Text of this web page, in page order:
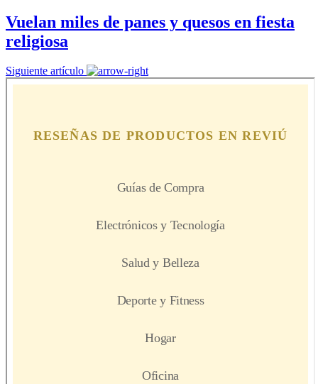
Vuelan miles de panes y quesos en fiesta
religiosa
Siguiente artículo